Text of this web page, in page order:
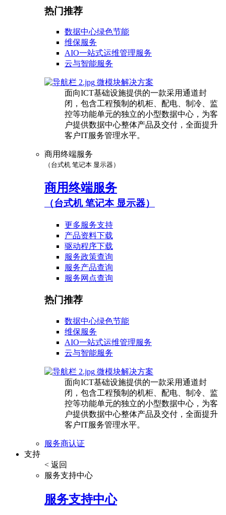
热门推荐
数据中心绿色节能
维保服务
AIO一站式运维管理服务
云与智能服务
微模块解决方案
面向ICT基础设施提供的一款采用通道封
闭，包含工程预制的机柜、配电、制冷、监
控等功能单元的独立的小型数据中心，为客
户提供数据中心整体产品及交付，全面提升
客户IT服务管理水平。
商用终端服务
（台式机 笔记本 显示器）
商用终端服务
（台式机 笔记本 显示器）
更多服务支持
产品资料下载
驱动程序下载
服务政策查询
服务产品查询
服务网点查询
热门推荐
数据中心绿色节能
维保服务
AIO一站式运维管理服务
云与智能服务
微模块解决方案
面向ICT基础设施提供的一款采用通道封
闭，包含工程预制的机柜、配电、制冷、监
控等功能单元的独立的小型数据中心，为客
户提供数据中心整体产品及交付，全面提升
客户IT服务管理水平。
服务商认证
支持
< 返回
服务支持中心
服务支持中心